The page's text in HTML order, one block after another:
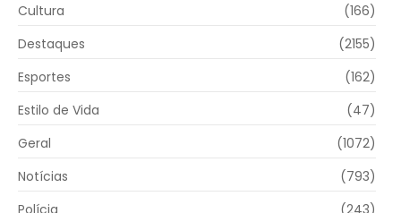
Cultura
(166)
Destaques
(2155)
Esportes
(162)
Estilo de Vida
(47)
Geral
(1072)
Notícias
(793)
Polícia
(243)